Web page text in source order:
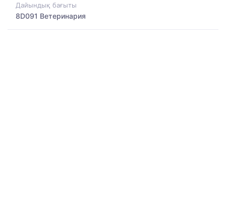
Дайындық бағыты
8D091 Ветеринария